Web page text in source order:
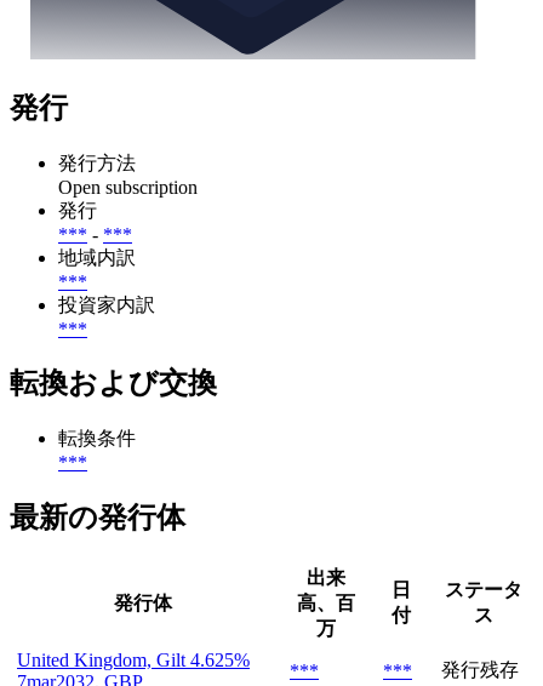
発行
発行方法
Open subscription
発行
*** - ***
地域内訳
***
投資家内訳
***
転換および交換
転換条件
***
最新の発行体
発行体
出来
高、百
万
日
付
ステータ
ス
United Kingdom, Gilt 4.625%
*** ***
発行残存